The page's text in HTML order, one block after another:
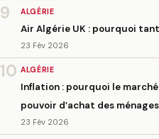
9 ALGÉRIE
Air Algérie UK : pourquoi
23 Fév 2026
10 ALGÉRIE
Inflation : pourquoi le
pouvoir d’achat des
23 Fév 2026